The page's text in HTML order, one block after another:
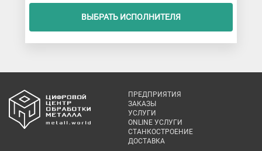
ВЫБРАТЬ ИСПОЛНИТЕЛЯ
ПРЕДПРИЯТИЯ
ЗАКАЗЫ
УСЛУГИ
ONLINE УСЛУГИ
СТАНКОСТРОЕНИЕ
ДОСТАВКА